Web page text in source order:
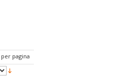
per pagina